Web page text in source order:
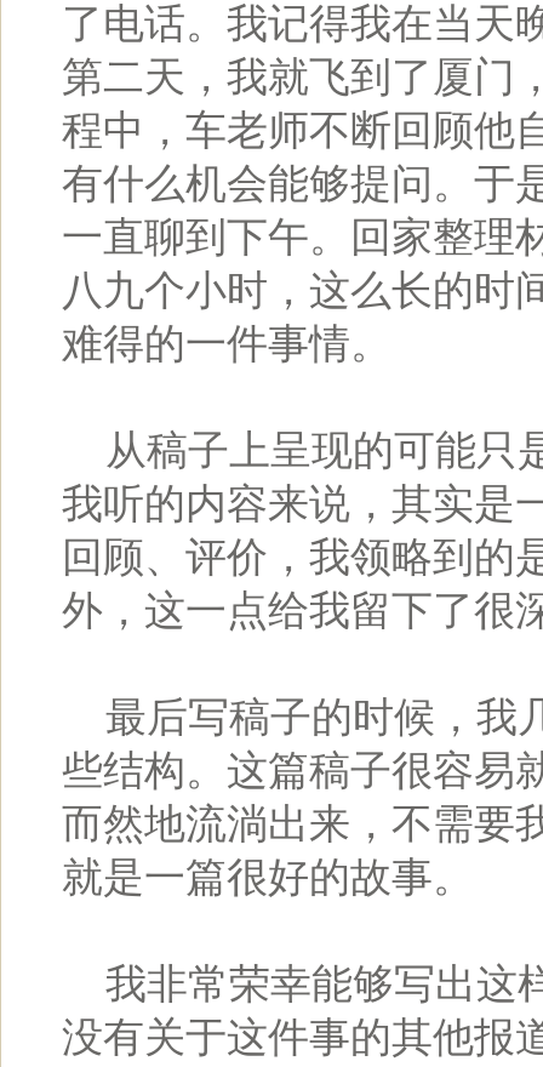
了电话。我记得我在当天
第二天，我就飞到了厦门
程中，车老师不断回顾他
有什么机会能够提问。于
一直聊到下午。回家整理
八九个小时，这么长的时
难得的一件事情。
从稿子上呈现的可能只
我听的内容来说，其实是
回顾、评价，我领略到的
外，这一点给我留下了很
最后写稿子的时候，我
些结构。这篇稿子很容易
而然地流淌出来，不需要
就是一篇很好的故事。
我非常荣幸能够写出这
没有关于这件事的其他报